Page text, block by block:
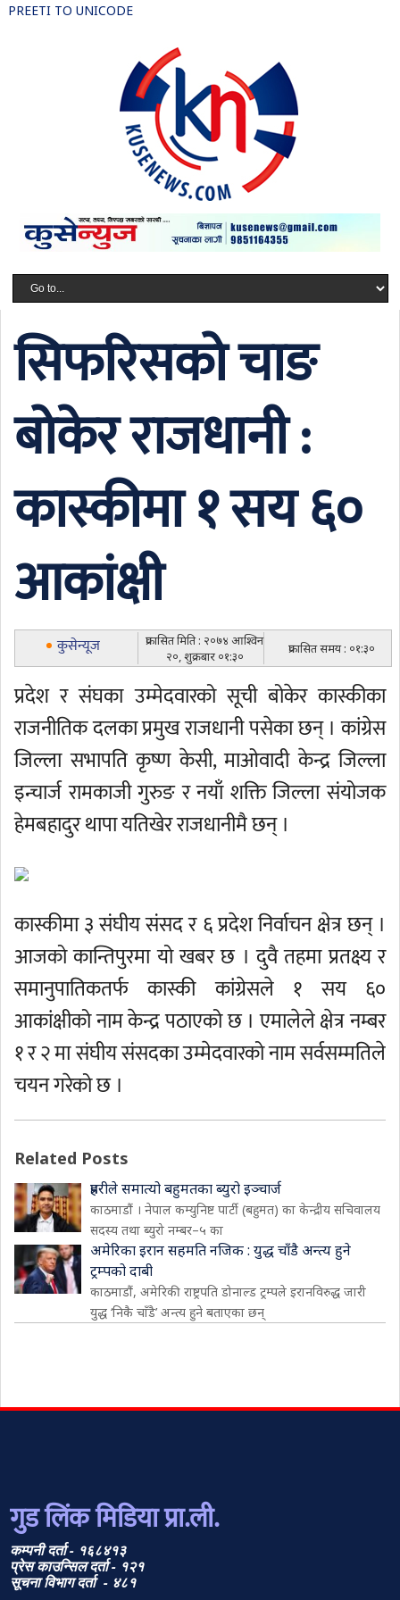
PREETI TO UNICODE
सिफरिसको चाङ
बोकेर राजधानी :
कास्कीमा १ सय ६०
आकांक्षी
कुसेन्यूज
प्रकासित मिति : २०७४ आश्विन
२०, शुक्रबार ०१:३०
प्रकासित समय : ०१:३०
प्रदेश र संघका उम्मेदवारको सूची बोकेर कास्कीका
राजनीतिक दलका प्रमुख राजधानी पसेका छन् । कांग्रेस
जिल्ला सभापति कृष्ण केसी, माओवादी केन्द्र जिल्ला
इन्चार्ज रामकाजी गुरुङ र नयाँ शक्ति जिल्ला संयोजक
हेमबहादुर थापा यतिखेर राजधानीमै छन् ।
कास्कीमा ३ संघीय संसद र ६ प्रदेश निर्वाचन क्षेत्र छन् ।
आजको कान्तिपुरमा यो खबर छ । दुवै तहमा प्रतक्ष्य र
समानुपातिकतर्फ कास्की कांग्रेसले १ सय ६०
आकांक्षीको नाम केन्द्र पठाएको छ । एमालेले क्षेत्र नम्बर
१ र २ मा संघीय संसदका उम्मेदवारको नाम सर्वसम्मतिले
चयन गरेको छ ।
Related Posts
प्रहरीले समात्यो बहुमतका ब्युरो इञ्चार्ज
काठमाडौं । नेपाल कम्युनिष्ट पार्टी (बहुमत) का केन्द्रीय सचिवालय
सदस्य तथा ब्युरो नम्बर–५ का
अमेरिका इरान सहमति नजिक : युद्ध चाँडै अन्त्य हुने
ट्रम्पको दाबी
काठमाडौं, अमेरिकी राष्ट्रपति डोनाल्ड ट्रम्पले इरानविरुद्ध जारी
युद्ध ‘निकै चाँडै’ अन्त्य हुने बताएका छन्
गुड लिंक मिडिया प्रा.ली.
कम्पनी दर्ता - १६८४१३
प्रेस काउन्सिल दर्ता - १२१
सूचना विभाग दर्ता - ४८१